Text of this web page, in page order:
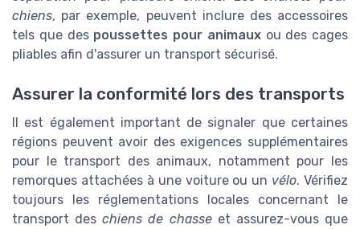
chiens, par exemple, peuvent inclure des accessoires
tels que des poussettes pour animauxou des cages
pliables afin d'assurer un transport sécurisé.
Assurer la conformité lors des transports
Il est également important de signaler que certaines
régions peuvent avoir des exigences supplémentaires
pour le transport des animaux, notamment pour les
remorques attachées à une voiture ou un vélo. Vérifiez
toujours les réglementations locales concernant le
transport deschiens de chasseet assurez-vous que